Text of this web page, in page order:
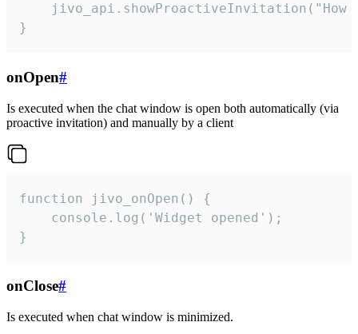
jivo_api.showProactiveInvitation("How
}
onOpen#
Is executed when the chat window is open both automatically (via
proactive invitation) and manually by a client
function jivo_onOpen() {
    console.log('Widget opened');
}
onClose#
Is executed when chat window is minimized.